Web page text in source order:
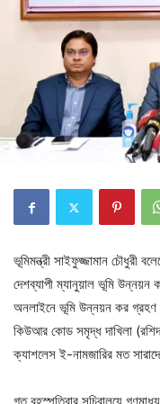
ভূমিমন্ত্রী সাইফুজ্জামান চৌধুরী
দেশব্যাপী ম্যানুয়াল ভূমি
অনলাইনে ভূমি উন্নয়ন কর গ্রহণ
কিউআর কোড সমৃদ্ধ দাখিলা
ক্যাশলেস ই-নামজারির মত